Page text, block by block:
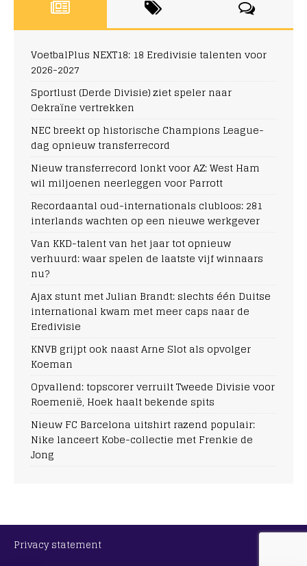
VoetbalPlus NEXT18: 18 Eredivisie talenten voor
2026-2027
Sportlust (Derde Divisie) ziet speler naar
Oekraïne vertrekken
NEC breekt op historische Champions League-
dag opnieuw transferrecord
Nieuw transferrecord lonkt voor AZ: West Ham
wil miljoenen neerleggen voor Parrott
Recordaantal oud-internationals clubloos: 281
interlands wachten op een nieuwe werkgever
Van KKD-talent van het jaar tot opnieuw
verhuurd: waar spelen de laatste vijf winnaars
nu?
Ajax stunt met Julian Brandt: slechts één Duitse
international kwam met meer caps naar de
Eredivisie
KNVB grijpt ook naast Arne Slot als opvolger
Koeman
Opvallend: topscorer verruilt Tweede Divisie voor
Roemenië, Hoek haalt bekende spits
Nieuw FC Barcelona uitshirt razend populair:
Nike lanceert Kobe-collectie met Frenkie de
Jong
Privacy statement